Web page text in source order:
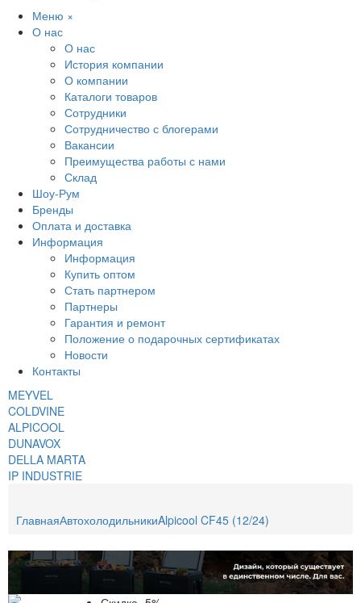
Меню ×
О нас
О нас
История компании
О компании
Каталоги товаров
Сотрудники
Сотрудничество с блогерами
Вакансии
Преимущества работы с нами
Склад
Шоу-Рум
Бренды
Оплата и доставка
Информация
Информация
Купить оптом
Стать партнером
Партнеры
Гарантия и ремонт
Положение о подарочных сертификатах
Новости
Контакты
MEYVEL
COLDVINE
ALPICOOL
DUNAVOX
DELLA MARTA
IP INDUSTRIE
ГлавнаяАвтохолодильникиAlpicool CF45 (12/24)